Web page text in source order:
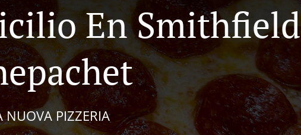
En Smithfield
NUOVA PIZZERIA